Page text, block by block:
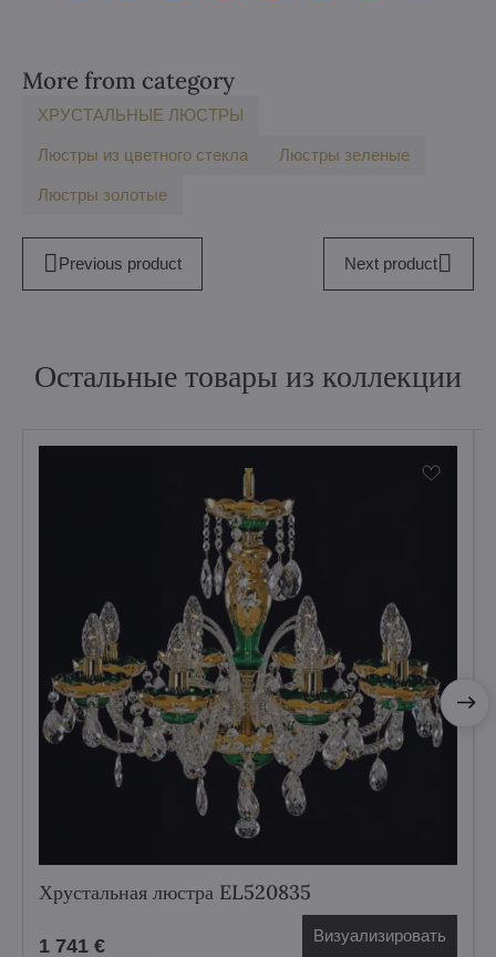
More from category
ХРУСТАЛЬНЫЕ ЛЮСТРЫ
Люстры из цветного стекла Люстры зеленые
Люстры золотые
Previous product Next product
Остальные товары из коллекции
Хрустальная люстра EL520835
1 741 € Визуализировать